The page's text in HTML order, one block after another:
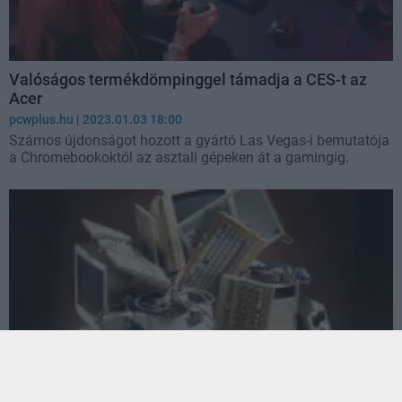
Valóságos termékdömpinggel támadja a CES-t az
Acer
pcwplus.hu | 2023.01.03 18:00
Számos újdonságot hozott a gyártó Las Vegas-i bemutatója
a Chromebookoktól az asztali gépeken át a gamingig.